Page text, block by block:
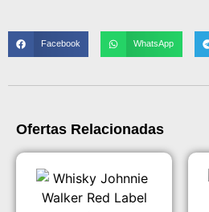
Facebook WhatsApp
Ofertas Relacionadas